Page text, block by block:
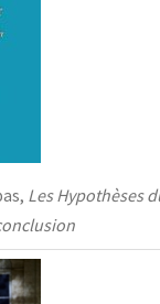
Les Hypothèses